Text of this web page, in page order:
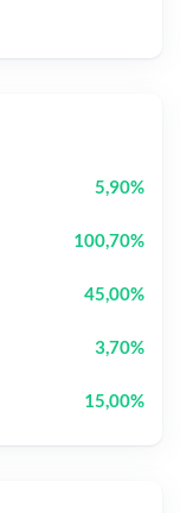
5,90%
100,70%
45,00%
3,70%
15,00%